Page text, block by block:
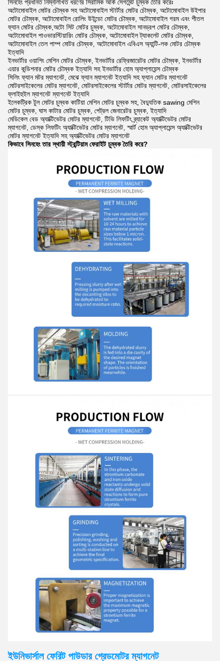
সিনহেং প্রধানত নিম্নলিখিত ধরণের সিরামিক আর্ক সেগমেন্ট চুম্বক তৈরি করেঃ
অটোমোবাইল মোটর চৌম্বক সহ অটোমোবাইল স্টার্টার মোটর চৌম্বক, অটোমোবাইল উইপার
মোটর চৌম্বক, অটোমোবাইল রোলিং উইন্ডো মোটর চৌম্বক, অটোমোবাইল গরম এবং শীতল
ফ্যান মোটর চৌম্বক,অটো সিট মোটর চুম্বক, অটোমোবাইল সানড্রপ মোটর চৌম্বক,
অটোমোবাইল পাওভারস্টিয়ারিং মোটর চৌম্বক, অটোমোবাইল ট্যাকলেট মোটর চৌম্বক,
অটোমোবাইল তেল পাম্প মোটর চৌম্বক, অটোমোবাইল এবিএস অ্যান্টি-লক মোটর চৌম্বক
ইত্যাদি
ইনভার্টার ওয়াশিং মেশিন মোটর চৌম্বক, ইনভার্টার রেফ্রিজারেটর মোটর চৌম্বক, ইনভার্টার
এয়ার কন্ডিশনার মোটর চৌম্বক ইত্যাদি সহ ইনভার্টার হোম অ্যাপ্লায়েন্স চৌম্বক
সিলিং ফ্যান মটর ম্যাগনেট, মেঝে ফ্যান ম্যাগনেট ইত্যাদি সহ ফ্যান মোটর ম্যাগনেট
মোটরসাইকেলের মোটর ম্যাগনেট, মোটরসাইকেলের স্টার্টার মোটর ম্যাগনেট, মোটরসাইকেলের
ফ্লাইহুইল ম্যাগনেট ম্যাগনেট ইত্যাদি
ইলেকট্রিক টুল মোটর চুম্বক কাটিয়া মেশিন মোটর চুম্বক সহ, বৈদ্যুতিক sawing মেশিন
মোটর চুম্বক, ঘাস কাটার মোটর চুম্বক, পেট্রল জেনারেটর চুম্বক, ইত্যাদি
মেডিকেল বেড অ্যাক্টিভেটর মোটর ম্যাগনেট, টিভি লিফটিং ব্র্যাকেট অ্যাক্টিভেটর মোটর
ম্যাগনেট, ডেস্ক লিফটিং অ্যাক্টিভেটর মোটর ম্যাগনেট, স্মার্ট হোম অ্যাপ্লায়েন্স অ্যাক্টিভেটর
মোটর ম্যাগনেট ইত্যাদি সহ অ্যাক্টিভেটর মোটর ম্যাগনেট
কিভাবে সিনহেং তার স্থায়ী স্ট্রন্টিয়াম ফেরাইট চুম্বক তৈরি করে?
ইউনিভার্সাল ফেরিট পাউডার গ্রেডমোটর ম্যাগনেট